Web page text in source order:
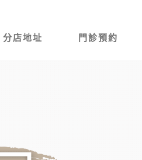
分店地址 門診預約